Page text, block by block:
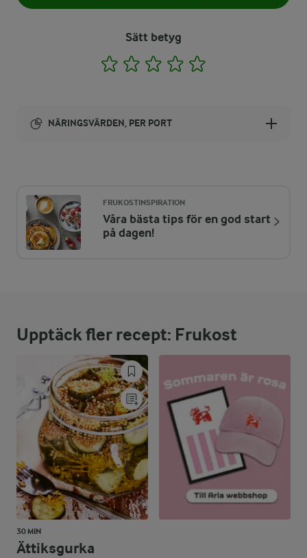
Sätt betyg
1 2 3 4
NÄRINGSVÄRDEN, PER PORT
ENERGIDISTRIBUTION %
NÄRINGSVÄRDEN PER PORT
Fett:
45,5 %
35 g
Kolhydrater:
41,6 %
69,8 g
FRUKOSTINSPIRATION
Våra bästa tips för en god start
på dagen!
Upptäck fler recept: Frukost
30 MIN
Ättiksgurka